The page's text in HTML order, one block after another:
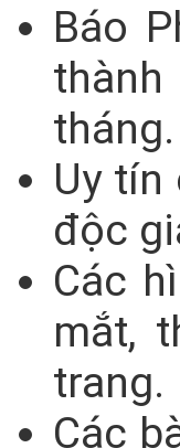
Báo
tháng.
Uy
độc
Các
mắt,
trang.
Các